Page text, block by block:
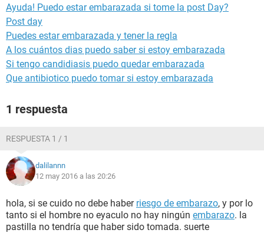
Ayuda! Puedo estar embarazada si tome la post Day?
Post day
Puedes estar embarazada y tener la regla
A los cuántos dias puedo saber si estoy embarazada
Si tengo candidiasis puedo quedar embarazada
Que antibiotico puedo tomar si estoy embarazada
1 respuesta
RESPUESTA 1 / 1
dalilannn
12 may 2016 a las 20:26
hola, si se cuido no debe haber riesgo de embarazo, y por lo
tanto si el hombre no eyaculo no hay ningún embarazo. la
pastilla no tendría que haber sido tomada. suerte